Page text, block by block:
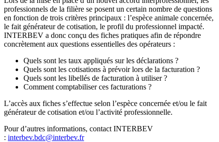
professionnels de la filière se posent un certain nombre de questions
en fonction de trois critères principaux : l’espèce animale concernée,
le fait générateur de cotisation, le profil du professionnel impacté.
INTERBEV a donc conçu des fiches pratiques afin de répondre
concrètement aux questions essentielles des opérateurs :
Quels sont les taux appliqués sur les déclarations ?
Quels sont les cotisations à prévoir lors de la facturation ?
Quels sont les libellés de facturation à utiliser ?
Comment comptabiliser ces facturations ?
L’accès aux fiches s’effectue selon l’espèce concernée et/ou le fait
générateur de cotisation et/ou l’activité professionnelle.
Pour d’autres informations, contact INTERBEV
: interbev.bdc@interbev.fr